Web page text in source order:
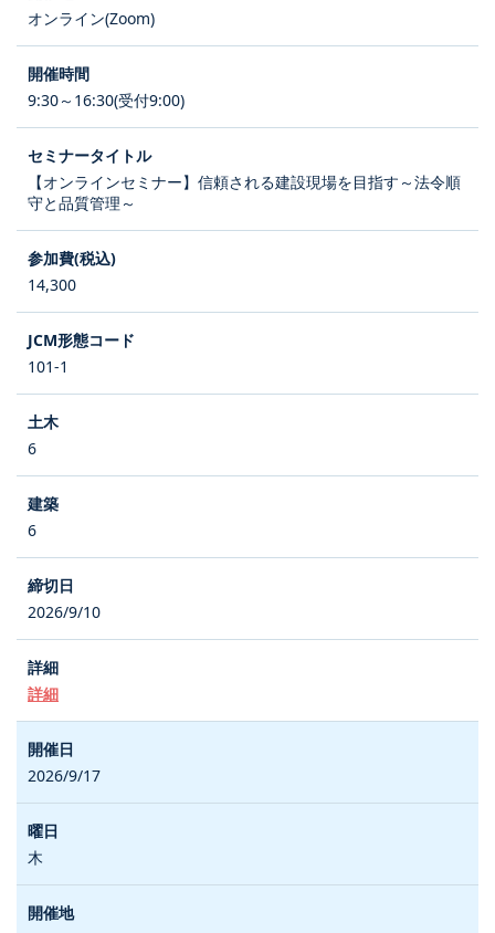
オンライン(Zoom)
9:30～16:30(受付9:00)
【オンラインセミナー】信頼される建設現場を目指す～法令順
守と品質管理～
14,300
101-1
6
6
2026/9/10
詳細
2026/9/17
木